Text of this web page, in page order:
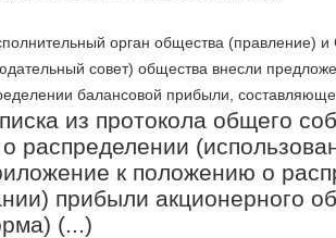
орган общества (правление) и
совет) общества внесли
балансовой прибыли,
из протокола общего
распределении
к положению о
прибыли акционерного
(...)